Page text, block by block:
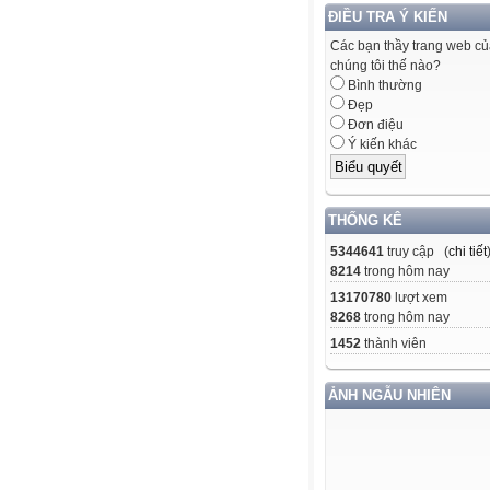
ĐIỀU TRA Ý KIẾN
Các bạn thầy trang web
chúng tôi thế nào?
Bình thường
Đẹp
Đơn điệu
Ý kiến khác
THỐNG KÊ
5344641 truy cập (chi tiết)
8214 trong hôm nay
13170780 lượt xem
8268 trong hôm nay
1452 thành viên
ẢNH NGẪU NHIÊN